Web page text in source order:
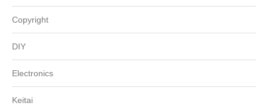
Copyright
DIY
Electronics
Keitai